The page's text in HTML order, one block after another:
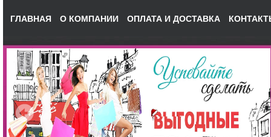
ГЛАВНАЯ О КОМПАНИИ ОПЛАТА И ДОСТАВКА